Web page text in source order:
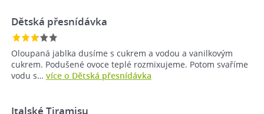
Dětská přesnídávka
Oloupaná jablka dusíme s cukrem a vodou a vanilkovým
cukrem. Podušené ovoce teplé rozmixujeme. Potom svaříme
vodu s… více o Dětská přesnídávka
Italské Tiramisu